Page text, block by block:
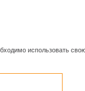
использовать